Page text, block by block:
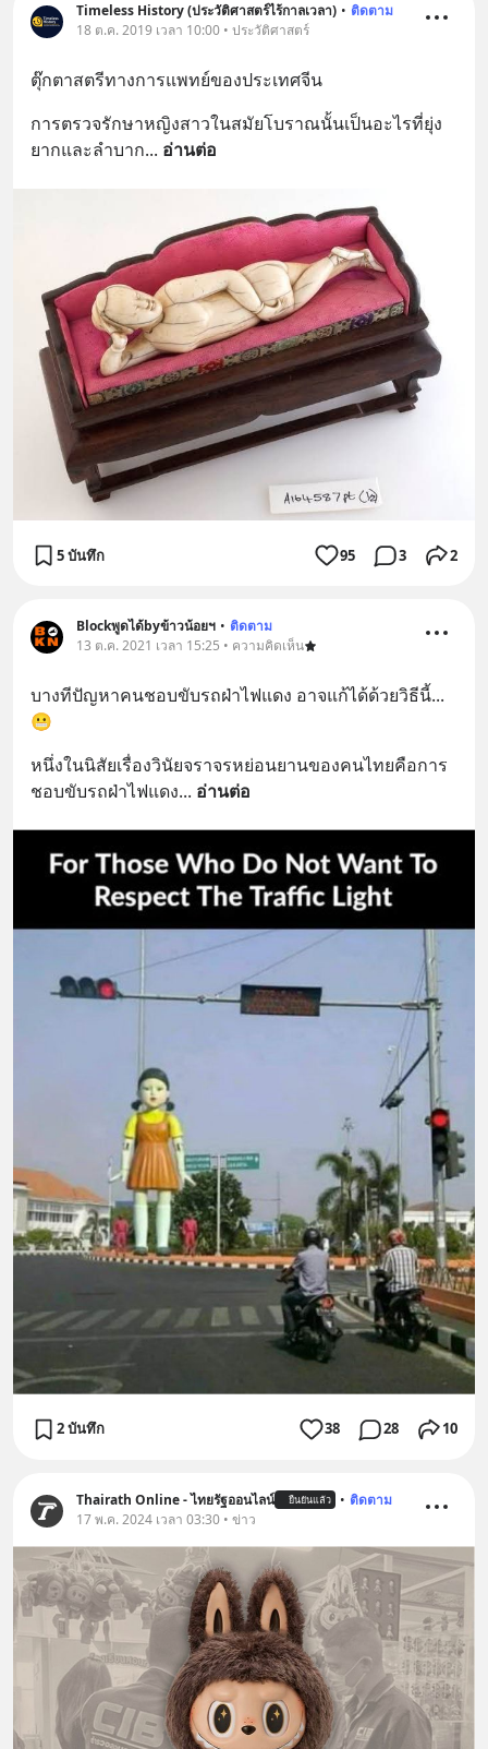
Timeless History (ประวัติศาสตร์ไร้กาลเวลา) • ติดตาม
18 ต.ค. 2019 เวลา 10:00 • ประวัติศาสตร์
ตุ๊กตาสตรีทางการแพทย์ของประเทศจีน
การตรวจรักษาหญิงสาวในสมัยโบราณนั้นเป็นอะไรที่ยุ่ง
ยากและลำบาก... อ่านต่อ
5 บันทึก 95 3 2
Blockพูดได้byข้าวน้อยฯ • ติดตาม
13 ต.ค. 2021 เวลา 15:25 • ความคิดเห็น
บางทีปัญหาคนชอบขับรถฝ่าไฟแดง อาจแก้ได้ด้วยวิธีนี้...
😬
หนึ่งในนิสัยเรื่องวินัยจราจรหย่อนยานของคนไทยคือการ
ชอบขับรถฝ่าไฟแดง... อ่านต่อ
2 บันทึก 38 28 10
Thairath Online - ไทยรัฐออนไลน์ ยืนยันแล้ว • ติดตาม
17 พ.ค. 2024 เวลา 03:30 • ข่าว